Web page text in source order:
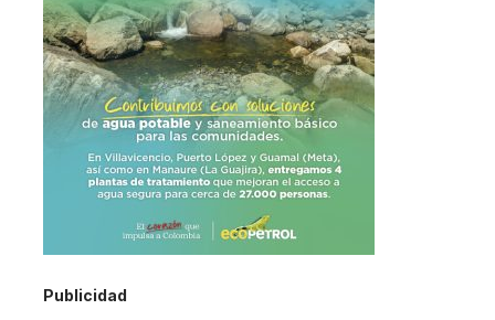
Publicidad